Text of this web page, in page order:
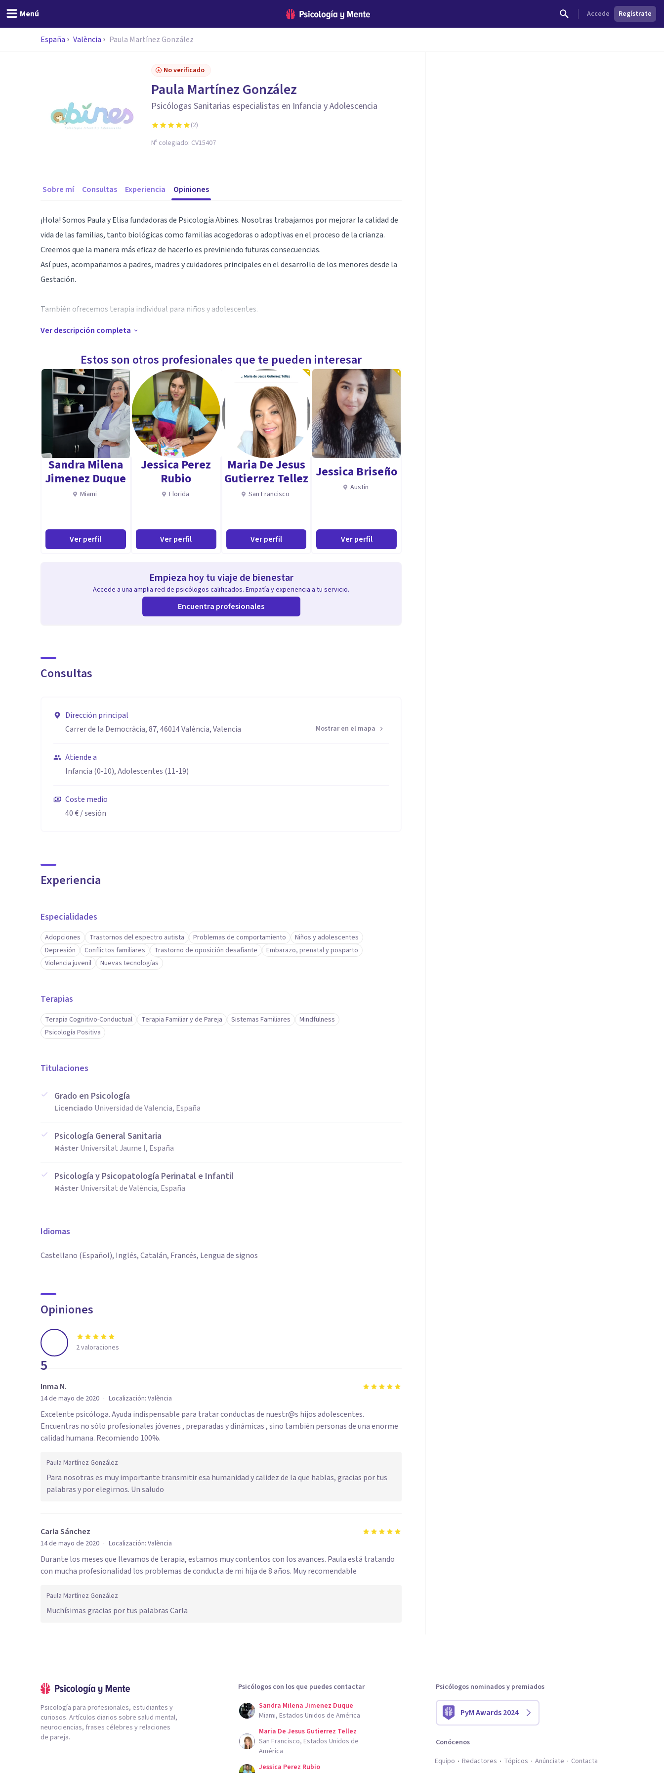
Menú Accede Regístrate
España València Paula Martínez González
No verificado
Paula Martínez González
Psicólogas Sanitarias especialistas en Infancia y Adolescencia
(2)
Nº colegiado: CV15407
Sobre mí Consultas Experiencia Opiniones
¡Hola! Somos Paula y Elisa fundadoras de Psicología Abines. Nosotras trabajamos por mejorar la calidad de
vida de las familias, tanto biológicas como familias acogedoras o adoptivas en el proceso de la crianza.
Creemos que la manera más eficaz de hacerlo es previniendo futuras consecuencias.
Así pues, acompañamos a padres, madres y cuidadores principales en el desarrollo de los menores desde la
Gestación.
También ofrecemos terapia individual para niños y adolescentes.
Especialidad
Aptitudes
Especialistas en Psicología Perinatal, de la Infancia y de la Adolescencia.
Formadoras sobre el Uso responsable de las nuevas tecnologías en bebés y niños/as
Problemas de conducta, problemas escolares (bullying), problemas emocionales, trastornos del
neurodesarrollo, Trastorno Negativista Desafiante, TDAH, Trastorno del Espectro Autista, Trastorno de
Conducta, Adicciones...
Ver descripción completa
Estos son otros profesionales que te pueden interesar
Sandra Milena
Jimenez Duque
Miami
Ver perfil
Jessica Perez
Rubio
Florida
Ver perfil
Maria De Jesus
Gutierrez Tellez
San Francisco
Ver perfil
Jessica Briseño
Austin
Ver perfil
Empieza hoy tu viaje de bienestar
Accede a una amplia red de psicólogos calificados. Empatía y experiencia a tu servicio.
Encuentra profesionales
Consultas
Dirección principal
Carrer de la Democràcia, 87, 46014 València, Valencia
Mostrar en el mapa
Atiende a
Infancia (0-10), Adolescentes (11-19)
Coste medio
40 €/ sesión
Experiencia
Especialidades
Adopciones Trastornos del espectro autista Problemas de comportamiento
Niños y adolescentes
Depresión
Conflictos familiares Trastorno de oposición desafiante
Embarazo, prenatal y posparto
Violencia juvenil
Nuevas tecnologías
Terapias
Terapia Cognitivo-Conductual Terapia Familiar y de Pareja Sistemas Familiares
Mindfulness
Psicología Positiva
Titulaciones
Grado en Psicología
Licenciado Universidad de Valencia, España
Psicología General Sanitaria
MásterUniversitat Jaume I, España
Psicología y Psicopatología Perinatal e Infantil
MásterUniversitat de València, España
Idiomas
Castellano (Español), Inglés, Catalán, Francés, Lengua de signos
Opiniones
5
2valoraciones
Inma N.
14 de mayo de 2020 · Localización: València
Excelente psicóloga. Ayuda indispensable para tratar conductas de nuestr@s hijos adolescentes.
Encuentras no sólo profesionales jóvenes , preparadas y dinámicas , sino también personas de una enorme
calidad humana. Recomiendo 100%.
Paula Martínez González
Para nosotras es muy importante transmitir esa humanidad y calidez de la que hablas, gracias por tus
palabras y por elegirnos. Un saludo
Carla Sánchez
14 de mayo de 2020 · Localización: València
Durante los meses que llevamos de terapia, estamos muy contentos con los avances. Paula está tratando
con mucha profesionalidad los problemas de conducta de mi hija de 8 años. Muy recomendable
Paula Martínez González
Muchísimas gracias por tus palabras Carla
Psicología para profesionales, estudiantes y
curiosos. Artículos diarios sobre salud mental,
neurociencias, frases célebres y relaciones
de pareja.
Psicólogos con los que puedes contactar
Sandra Milena Jimenez Duque
Miami, Estados Unidos de América
Maria De Jesus Gutierrez Tellez
San Francisco, Estados Unidos de
América
Jessica Perez Rubio
Psicólogos nominados y premiados
PyM Awards 2024
Conócenos
Equipo
Redactores Tópicos Anúnciate Contacta